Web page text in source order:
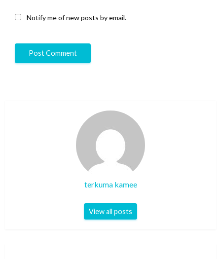
Notify me of new posts by email.
terkuma kamee
View all posts